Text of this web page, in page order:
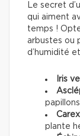
Le secret
qui aiment
temps !
arbustes ou
d’humidité
Iris
Carex
plante